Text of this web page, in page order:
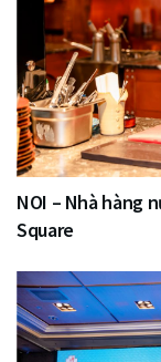
NOI – Nhà hàng
Square